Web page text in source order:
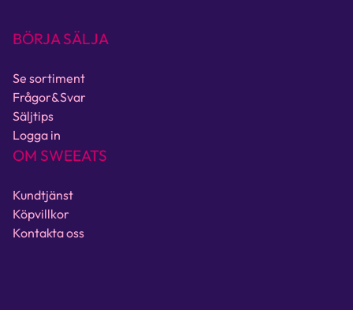
BÖRJA SÄLJA
Se sortiment
Frågor&Svar
Säljtips
Logga in
OM SWEEATS
Kundtjänst
Köpvillkor
Kontakta oss